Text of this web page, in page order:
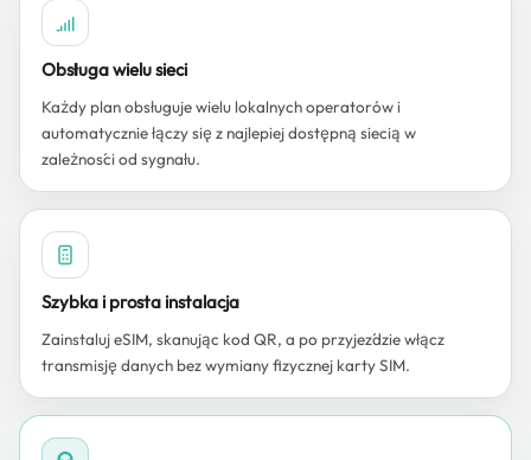
Obsługa wielu sieci
Każdy plan obsługuje wielu lokalnych operatorów i
automatycznie łączy się z najlepiej dostępną siecią w
zależności od sygnału.
Szybka i prosta instalacja
Zainstaluj eSIM, skanując kod QR, a po przyjeździe włącz
transmisję danych bez wymiany fizycznej karty SIM.